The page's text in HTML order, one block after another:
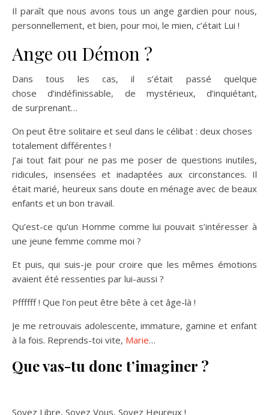
Il paraît que nous avons tous un ange gardien pour nous,
personnellement, et bien, pour moi, le mien, c’était Lui !
Ange ou Démon ?
Dans tous les cas, il s’était passé quelque
chose d’indéfinissable, de mystérieux, d’inquiétant,
de surprenant…
On peut être solitaire et seul dans le célibat : deux choses
totalement différentes !
J’ai tout fait pour ne pas me poser de questions inutiles,
ridicules, insensées et inadaptées aux circonstances. Il
était marié, heureux sans doute en ménage avec de beaux
enfants et un bon travail.
Qu’est-ce qu’un Homme comme lui pouvait s’intéresser à
une jeune femme comme moi ?
Et puis, qui suis-je pour croire que les mêmes émotions
avaient été ressenties par lui-aussi ?
Pffffff ! Que l’on peut être bête à cet âge-là !
Je me retrouvais adolescente, immature, gamine et enfant
à la fois. Reprends-toi vite, Marie…
Que vas-tu donc t’imaginer ?
Soyez Libre, Soyez Vous, Soyez Heureux !